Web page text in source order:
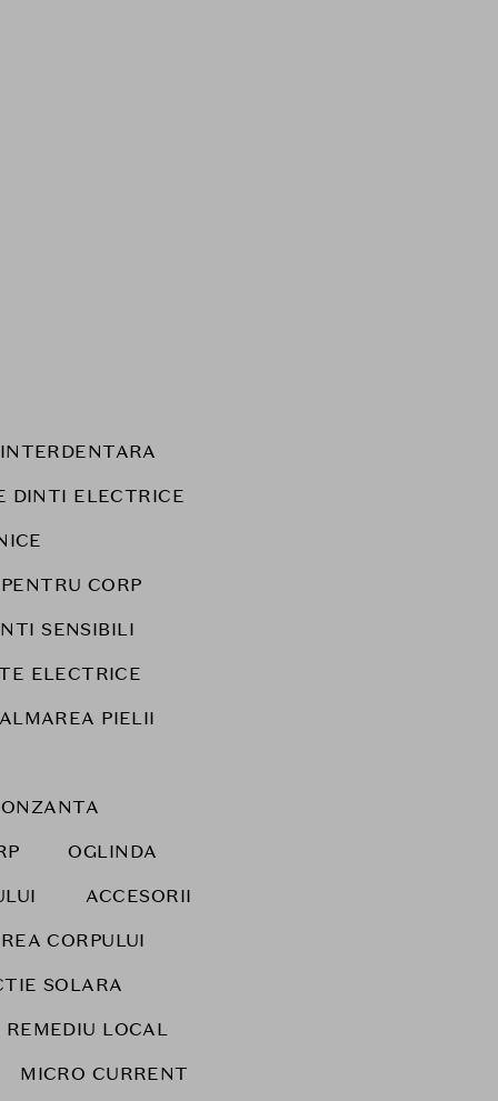
DINTI ELECTRICE
CORP
SENSIBILI
ELECTRICE
PIELII
OGLINDA
ACCESORII
CORPULUI
SOLARA
REMEDIU LOCAL
MICRO CURRENT